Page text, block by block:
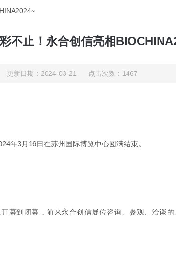
不止！永合创信亮相
更新日期：2024-03-21 点击次数：1467
年3月16日在苏州国际博览中心圆满结束。
开幕到闭幕，前来永合创信展位咨询、参观、洽谈